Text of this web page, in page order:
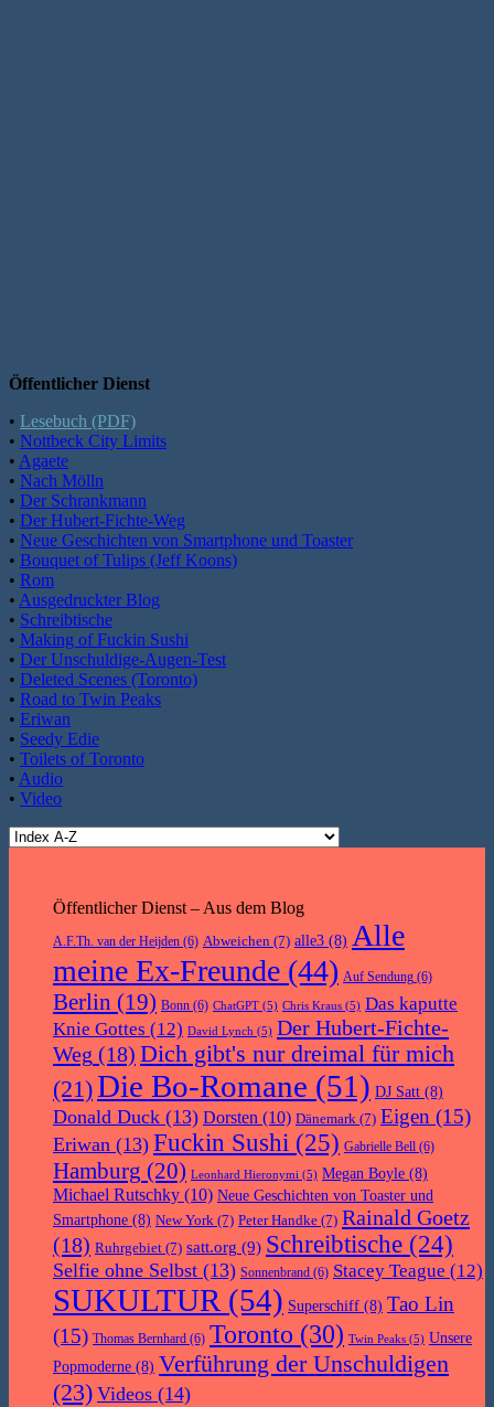
Öffentlicher Dienst
• Lesebuch (PDF)
• Nottbeck City Limits
• Agaete
• Nach Mölln
• Der Schrankmann
• Der Hubert-Fichte-Weg
• Neue Geschichten von Smartphone und Toaster
• Bouquet of Tulips (Jeff Koons)
• Rom
• Ausgedruckter Blog
• Schreibtische
• Making of Fuckin Sushi
• Der Unschuldige-Augen-Test
• Deleted Scenes (Toronto)
• Road to Twin Peaks
• Eriwan
• Seedy Edie
• Toilets of Toronto
• Audio
• Video
Öffentlicher Dienst – Aus dem Blog
A.F.Th. van der Heijden (6) Abweichen (7) alle3 (8) Alle
meine Ex-Freunde (44) Auf Sendung (6)
Berlin (19) Bonn (6) ChatGPT (5) Chris Kraus (5) Das kaputte
Knie Gottes (12) David Lynch (5) Der Hubert-Fichte-
Weg (18) Dich gibt's nur dreimal für mich
(21)Die Bo-Romane (51) DJ Satt (8)
Donald Duck (13) Dorsten (10) Dänemark (7) Eigen (15)
Eriwan (13) Fuckin Sushi (25) Gabrielle Bell (6)
Hamburg (20) Leonhard Hieronymi (5) Megan Boyle (8)
Michael Rutschky (10) Neue Geschichten von Toaster und
Smartphone (8) New York (7) Peter Handke (7) Rainald Goetz
(18) Ruhrgebiet (7) satt.org (9) Schreibtische (24)
Selfie ohne Selbst (13) Sonnenbrand (6) Stacey Teague (12)
SUKULTUR (54) Superschiff (8) Tao Lin
(15) Thomas Bernhard (6) Toronto (30) Twin Peaks (5) Unsere
Popmoderne (8) Verführung der Unschuldigen
(23) Videos (14)